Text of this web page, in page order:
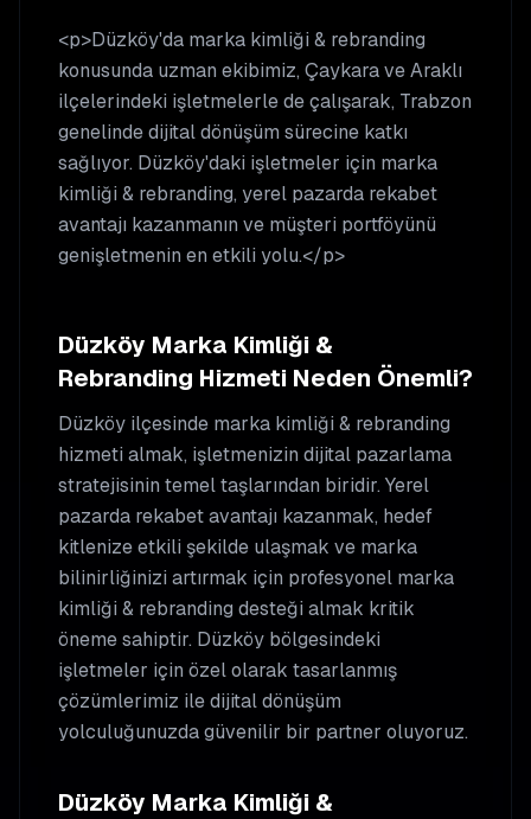
<p>Düzköy'da marka kimliği & rebranding
konusunda uzman ekibimiz, Çaykara ve Araklı
ilçelerindeki işletmelerle de çalışarak, Trabzon
genelinde dijital dönüşüm sürecine katkı
sağlıyor. Düzköy'daki işletmeler için marka
kimliği & rebranding, yerel pazarda rekabet
avantajı kazanmanın ve müşteri portföyünü
genişletmenin en etkili yolu.</p>
Düzköy Marka Kimliği &
Rebranding Hizmeti Neden Önemli?
Düzköy ilçesinde marka kimliği & rebranding
hizmeti almak, işletmenizin dijital pazarlama
stratejisinin temel taşlarından biridir. Yerel
pazarda rekabet avantajı kazanmak, hedef
kitlenize etkili şekilde ulaşmak ve marka
bilinirliğinizi artırmak için profesyonel marka
kimliği & rebranding desteği almak kritik
öneme sahiptir. Düzköy bölgesindeki
işletmeler için özel olarak tasarlanmış
çözümlerimiz ile dijital dönüşüm
yolculuğunuzda güvenilir bir partner oluyoruz.
Düzköy Marka Kimliği &